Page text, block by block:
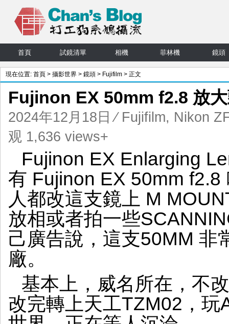
首頁 試鏡清單 相機 菲林機 鏡頭
現在位置: 首頁 > 攝影世界 > 鏡頭 > Fujifilm > 正文
Fujinon EX 50mm f2.8 放
2024年12月18日 ⁄ Fujifilm, Nikon
观 1,636 views+
Fujinon EX Enlarging
有 Fujinon EX 50mm
人都改這支鏡上 M
放相或者拍一些
己廣告說，這支50MM 非
廠。
基本上，威名所在，不
改完轉上天工TZM02，